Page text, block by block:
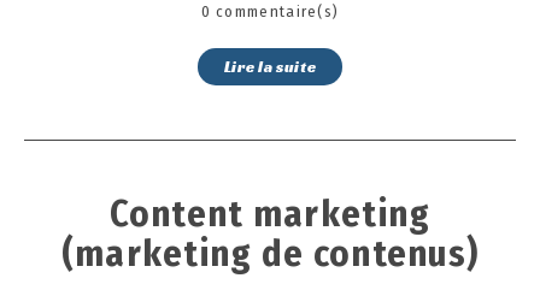
0 commentaire(s)
Lire la suite
Content marketing
(marketing de contenus)